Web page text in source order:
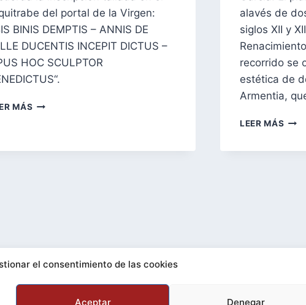
el consentimiento de las cookies
Aceptar Denegar
del portal de la Virgen:
BINIS DEMPTIS – ANNIS DE
DUCENTIS INCEPIT DICTUS –
HOC SCULPTOR
MÁS
alavés de
siglos XII y
recorrido se
estética de
Armentia,
LEER MÁS
Facebook
YouTube
Bluesky
Telegram
Instagram
Commons Reconocimiento-CompartirIgual 4.0